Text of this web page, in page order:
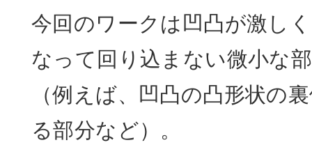
今回のワークは凹凸が激し
なって回り込まない微小な
（例えば、凹凸の凸形状の
る部分など）。